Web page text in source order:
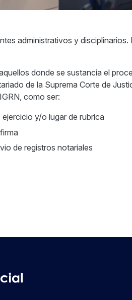
administrativos y
donde se sustancia el
de la Suprema Corte de
como ser:
y/o lugar de rubrica
de registros notariales